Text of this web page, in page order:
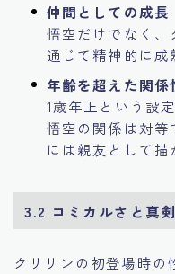
仲間としての成長
悟空だけでなく、
通じて精神的に成
年齢を超えた関係
1歳年上という設
悟空の関係は対
には親友として描
3.2 コミカルさと真
クリリンの初登場時の